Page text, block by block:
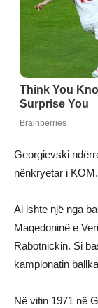
Georgievski
nënkryetar i KOM.
Ai ishte një nga
Maqedoninë e
Rabotnickin. Si
kampionatin
Në vitin 1971 në